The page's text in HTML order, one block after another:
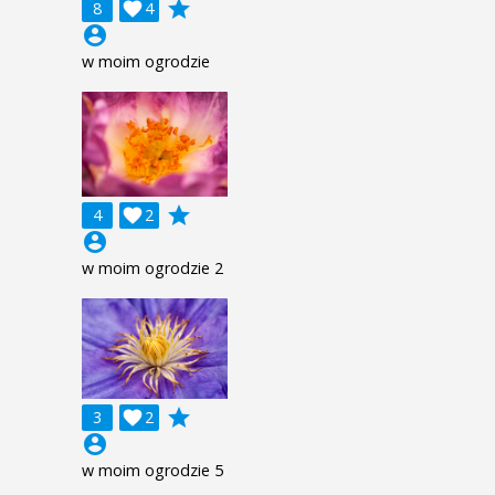
8 4

grade
account_circle
w moim ogrodzie
4 2

grade
account_circle
w moim ogrodzie 2
3 2

grade
account_circle
w moim ogrodzie 5